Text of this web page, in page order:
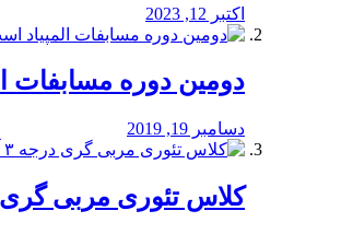
اکتبر 12, 2023
دومین دوره مسابفات
دسامبر 19, 2019
کلاس تئوری مربی گری